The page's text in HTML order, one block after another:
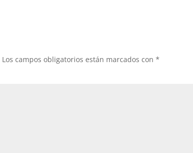
Los campos obligatorios están marcados con*